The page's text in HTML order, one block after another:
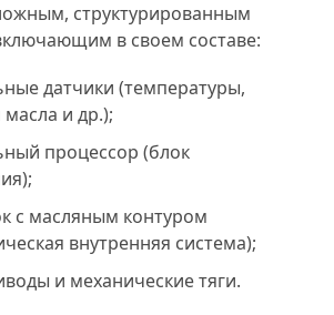
структурированным
в своем составе:
датчики (температуры,
и др.);
процессор (блок
с масляным контуром
внутренняя система);
и механические тяги.